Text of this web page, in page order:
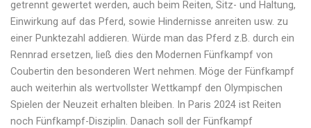
getrennt gewertet werden, auch beim Reiten, Sitz- und Haltung,
Einwirkung auf das Pferd, sowie Hindernisse anreiten usw. zu
einer Punktezahl addieren. Würde man das Pferd z.B. durch ein
Rennrad ersetzen, ließ dies den Modernen Fünfkampf von
Coubertin den besonderen Wert nehmen. Möge der Fünfkampf
auch weiterhin als wertvollster Wettkampf den Olympischen
Spielen der Neuzeit erhalten bleiben. In Paris 2024 ist Reiten
noch Fünfkampf-Disziplin. Danach soll der Fünfkampf